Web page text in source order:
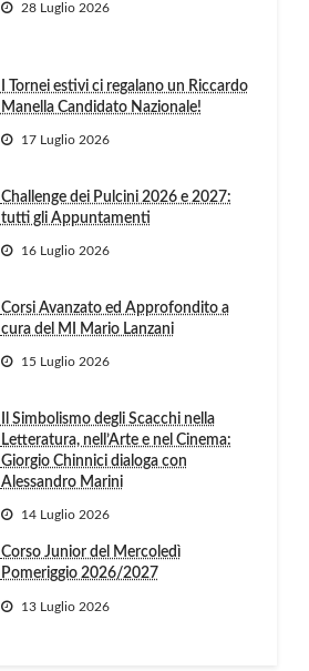
28 Luglio 2026
I Tornei estivi ci regalano un Riccardo
Manella Candidato Nazionale!
17 Luglio 2026
Challenge dei Pulcini 2026 e 2027:
tutti gli Appuntamenti
16 Luglio 2026
Corsi Avanzato ed Approfondito a
cura del MI Mario Lanzani
15 Luglio 2026
Il Simbolismo degli Scacchi nella
Letteratura, nell’Arte e nel Cinema:
Giorgio Chinnici dialoga con
Alessandro Marini
14 Luglio 2026
Corso Junior del Mercoledì
Pomeriggio 2026/2027
13 Luglio 2026